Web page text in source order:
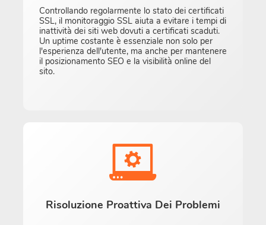
Controllando regolarmente lo stato dei certificati
SSL, il monitoraggio SSL aiuta a evitare i tempi di
inattività dei siti web dovuti a certificati scaduti.
Un uptime costante è essenziale non solo per
l'esperienza dell'utente, ma anche per mantenere
il posizionamento SEO e la visibilità online del
sito.
Risoluzione Proattiva Dei Problemi